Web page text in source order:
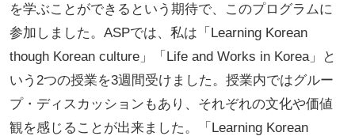
を学ぶことができるという期待で、このプログラムに
参加しました。ASPでは、私は「Learning Korean
though Korean culture」「Life and Works in Korea」と
いう2つの授業を3週間受けました。授業内ではグルー
プ・ディスカッションもあり、それぞれの文化や価値
観を感じることが出来ました。「Learning Korean